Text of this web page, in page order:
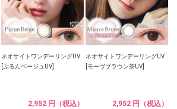
ネオサイトワンデーリングUV
[ぷるんベージュUV]
2,952 円（税込）
ネオサイトワンデーリングUV
[モーヴブラウン茶UV]
2,952 円（税込）